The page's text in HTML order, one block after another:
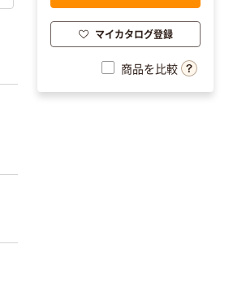
マイカタログ登録
商品を比較